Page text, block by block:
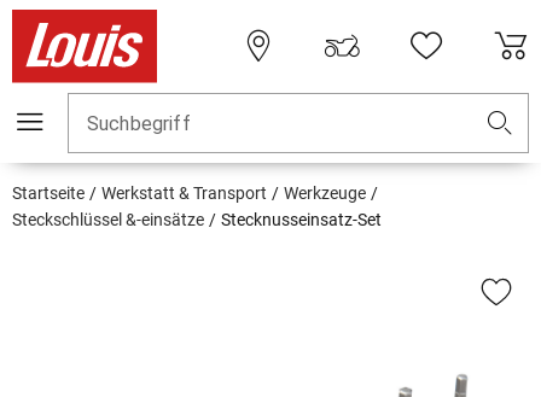
Suchbegriff
Startseite Werkstatt & Transport
Werkzeuge
Steckschlüssel &-einsätze
Stecknusseinsatz-Set